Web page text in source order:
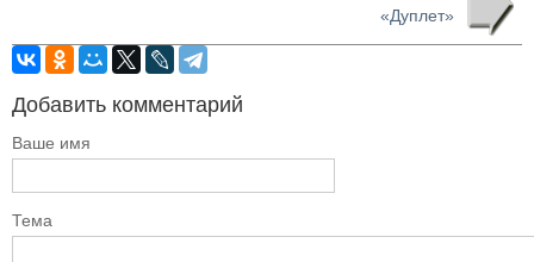
«Дуплет»
Добавить комментарий
Ваше имя
Тема